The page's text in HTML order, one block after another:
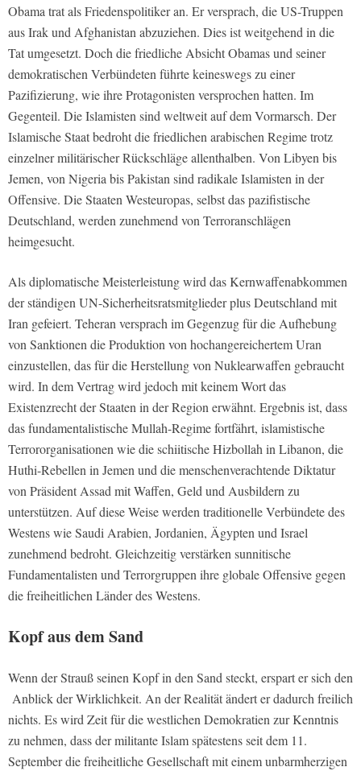
Obama trat als Friedenspolitiker an. Er versprach, die US-Truppen
aus Irak und Afghanistan abzuziehen. Dies ist weitgehend in die
Tat umgesetzt. Doch die friedliche Absicht Obamas und seiner
demokratischen Verbündeten führte keineswegs zu einer
Pazifizierung, wie ihre Protagonisten versprochen hatten. Im
Gegenteil. Die Islamisten sind weltweit auf dem Vormarsch. Der
Islamische Staat bedroht die friedlichen arabischen Regime trotz
einzelner militärischer Rückschläge allenthalben. Von Libyen bis
Jemen, von Nigeria bis Pakistan sind radikale Islamisten in der
Offensive. Die Staaten Westeuropas, selbst das pazifistische
Deutschland, werden zunehmend von Terroranschlägen
heimgesucht.
Als diplomatische Meisterleistung wird das Kernwaffenabkommen
der ständigen UN-Sicherheitsratsmitglieder plus Deutschland mit
Iran gefeiert. Teheran versprach im Gegenzug für die Aufhebung
von Sanktionen die Produktion von hochangereichertem Uran
einzustellen, das für die Herstellung von Nuklearwaffen gebraucht
wird. In dem Vertrag wird jedoch mit keinem Wort das
Existenzrecht der Staaten in der Region erwähnt. Ergebnis ist, dass
das fundamentalistische Mullah-Regime fortfährt, islamistische
Terrororganisationen wie die schiitische Hizbollah in Libanon, die
Huthi-Rebellen in Jemen und die menschenverachtende Diktatur
von Präsident Assad mit Waffen, Geld und Ausbildern zu
unterstützen. Auf diese Weise werden traditionelle Verbündete des
Westens wie Saudi Arabien, Jordanien, Ägypten und Israel
zunehmend bedroht. Gleichzeitig verstärken sunnitische
Fundamentalisten und Terrorgruppen ihre globale Offensive gegen
die freiheitlichen Länder des Westens.
Kopf aus dem Sand
Wenn der Strauß seinen Kopf in den Sand steckt, erspart er sich den
Anblick der Wirklichkeit. An der Realität ändert er dadurch freilich
nichts. Es wird Zeit für die westlichen Demokratien zur Kenntnis
zu nehmen, dass der militante Islam spätestens seit dem 11.
September die freiheitliche Gesellschaft mit einem unbarmherzigen